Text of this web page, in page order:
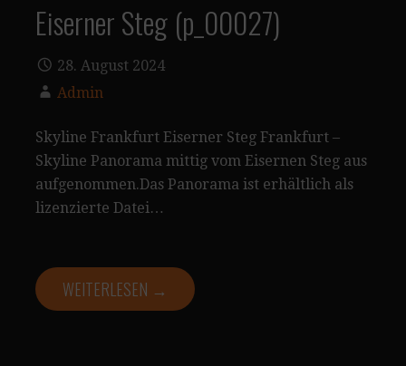
Eiserner Steg (p_00027)
28. August 2024
Admin
Skyline Frankfurt Eiserner Steg Frankfurt –
Skyline Panorama mittig vom Eisernen Steg aus
aufgenommen.Das Panorama ist erhältlich als
lizenzierte Datei…
WEITERLESEN →